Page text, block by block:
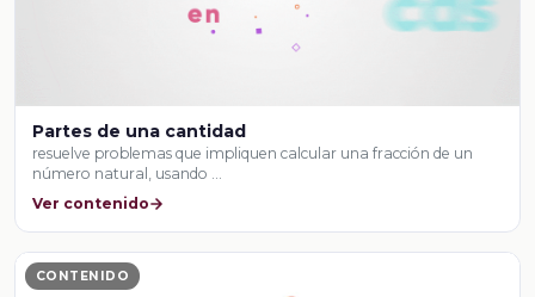
Partes de una cantidad
resuelve problemas que impliquen calcular una fracción de un
número natural, usando …
Ver contenido
CONTENIDO